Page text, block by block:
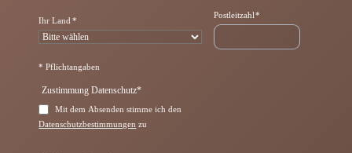
Pflichtfeld
Ihr Land *
Pflichtfeld
Postleitzahl*
* Pflichtangaben
Pflichtfeld
Zustimmung Datenschutz*
Mit dem Absenden stimme ich den
Datenschutzbestimmungen zu